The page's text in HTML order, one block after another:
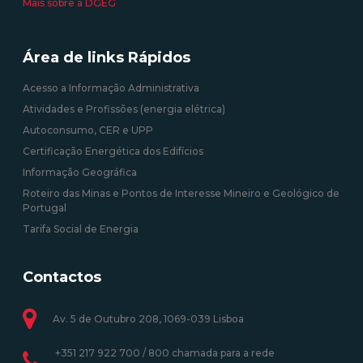
Mais sobre a DGEG
Área de links Rápidos
Acesso a Informação Administrativa
Atividades e Profissões (energia elétrica)
Autoconsumo, CER e UPP
Certificação Energética dos Edifícios
Informação Geográfica
Roteiro das Minas e Pontos de Interesse Mineiro e Geológico de
Portugal
Tarifa Social de Energia
Contactos
Av. 5 de Outubro 208, 1069-039 Lisboa
+351 217 922 700 / 800 chamada para a rede